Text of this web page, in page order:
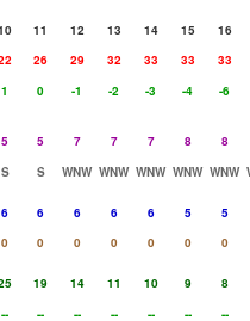
11 12 13 14 15
16
26 29 32 33 33
33
1 0 -1 -2 -3 -4
-6
5 5 7 7 7 8
8
S S WNW WNW WNW WNW WNW
6 6 6 6 6 5
5
0 0 0 0 0 0
0
19 14 11 10 9
8
-- -- -- -- -- --
--